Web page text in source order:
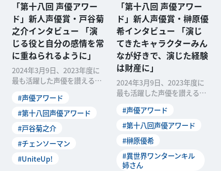
「第十八回 声優アワー
ド」新人声優賞・戸谷菊
之介インタビュー 「演
じる役と自分の感情を常
に重ねられるように」
2024年3月9日、2023年度に
最も活躍した声優を讃える
受賞者が発表されました。本
稿では、新人声優賞を受賞し
ャルインタビューをお届けし
ます。 ──「声優ア...
#声優アワード
#第十八回声優アワード
#戸谷菊之介
#チェンソーマン
#UniteUp!
「第十八回 声優アワー
ド」新人声優賞・榊原優
希インタビュー 「演じ
てきたキャラクターみん
なが好きで、演じた経験
は財産に」
2024年3月9日、2023年度に
最も活躍した声優を讃える
受賞者が発表されました。本
稿では、新人声優賞を受賞し
ルインタビューをお届けしま
す。 ――受賞の一報...
#声優アワード
#第十八回声優アワード
#榊原優希
#異世界ワンターンキル
姉さん